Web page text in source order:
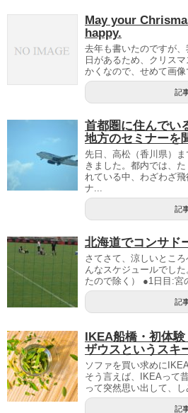
May your
happy.
去年も書いたのですが
日があるため、クリス
かくなので、せめて画像
記
首都圏に住んでい
地方のセミナーを
先日、高松（香川県）
きました。都内では、
れている中、わざわざ
ナ...
記
北海道でコンサド
さてさて、涼しいとこ
んなスケジュールでし
たので除く） ●1日目:宮
記
IKEA船橋・初体
ザウスというスキ
ソファを買い求めに
そう言えば、IKEAって
って突然思い出して、し
記